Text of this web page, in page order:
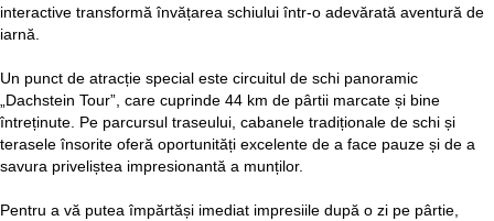
interactive transformă învățarea schiului într-o adevărată aventură de
iarnă.
Un punct de atracție special este circuitul de schi panoramic
„Dachstein Tour”, care cuprinde 44 km de pârtii marcate și bine
întreținute. Pe parcursul traseului, cabanele tradiționale de schi și
terasele însorite oferă oportunități excelente de a face pauze și de a
savura priveliștea impresionantă a munților.
Pentru a vă putea împărtăși imediat impresiile după o zi pe pârtie,